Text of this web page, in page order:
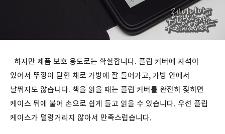
하지만 제품 보호 용도로는 확실합니다. 플립 커버에 자석이
있어서 뚜껑이 닫힌 채로 가방에 잘 들어가고, 가방 안에서
날뛰지도 않습니다. 책을 읽을 때는 플립 커버를 완전히 젖히면
케이스 뒤에 붙어 손으로 쉽게 들고 읽을 수 있습니다. 우선 플립
케이스가 덜렁거리지 않아서 만족스럽습니다.